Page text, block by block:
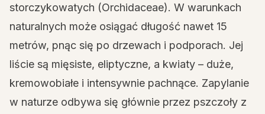
storczykowatych (Orchidaceae). W warunkach
naturalnych może osiągać długość nawet 15
metrów, pnąc się po drzewach i podporach. Jej
liście są mięsiste, eliptyczne, a kwiaty – duże,
kremowobiałe i intensywnie pachnące. Zapylanie
w naturze odbywa się głównie przez pszczoły z